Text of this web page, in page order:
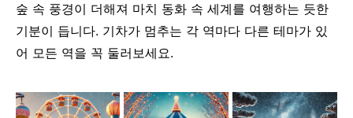
숲 속 풍경이 더해져 마치 동화 속 세계를 여행하는 듯한
기분이 듭니다. 기차가 멈추는 각 역마다 다른 테마가 있
어 모든 역을 꼭 둘러보세요.